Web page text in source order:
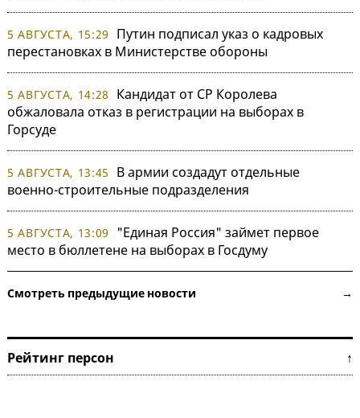
5 АВГУСТА, 15:29
Путин подписал указ о кадровых
перестановках в Министерстве обороны
5 АВГУСТА, 14:28
Кандидат от СР Королева
обжаловала отказ в регистрации на выборах в
Горсуде
5 АВГУСТА, 13:45
В армии создадут отдельные
военно-строительные подразделения
5 АВГУСТА, 13:09
"Единая Россия" займет первое
место в бюллетене на выборах в Госдуму
Смотреть предыдущие новости →
Рейтинг персон ↑